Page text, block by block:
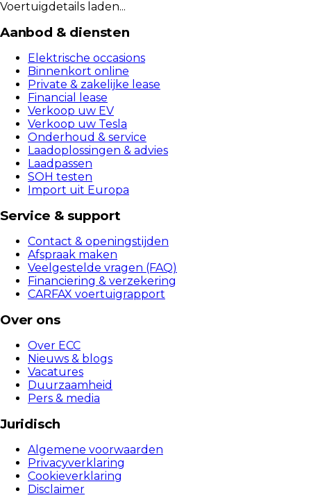
Voertuigdetails laden...
Aanbod & diensten
Elektrische occasions
Binnenkort online
Private & zakelijke lease
Financial lease
Verkoop uw EV
Verkoop uw Tesla
Onderhoud & service
Laadoplossingen & advies
Laadpassen
SOH testen
Import uit Europa
Service & support
Contact & openingstijden
Afspraak maken
Veelgestelde vragen (FAQ)
Financiering & verzekering
CARFAX voertuigrapport
Over ons
Over ECC
Nieuws & blogs
Vacatures
Duurzaamheid
Pers & media
Juridisch
Algemene voorwaarden
Privacyverklaring
Cookieverklaring
Disclaimer